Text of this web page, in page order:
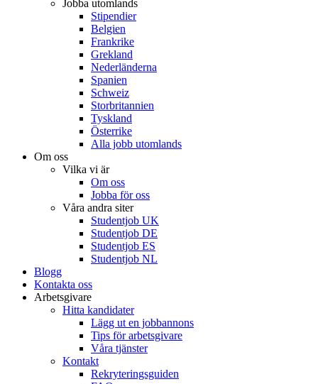
Jobba utomlands
Stipendier
Belgien
Frankrike
Grekland
Nederländerna
Spanien
Schweiz
Storbritannien
Tyskland
Österrike
Alla jobb utomlands
Om oss
Vilka vi är
Om oss
Jobba för oss
Våra andra siter
Studentjob UK
Studentjob DE
Studentjob ES
Studentjob NL
Blogg
Kontakta oss
Arbetsgivare
Hitta kandidater
Lägg ut en jobbannons
Tips för arbetsgivare
Våra tjänster
Kontakt
Rekryteringsguiden